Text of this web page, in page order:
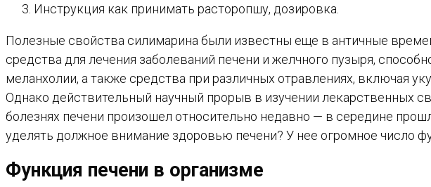
Инструкция как принимать расторопшу, дозировка.
Полезные свойства силимарина были известны еще в античные
средства для лечения заболеваний печени и желчного пузыря,
меланхолии, а также средства при различных отравлениях, включая
Однако действительный научный прорыв в изучении лекарственных
болезнях печени произошел относительно недавно — в середине
уделять должное внимание здоровью печени? У нее огромное число
Функция печени в организме